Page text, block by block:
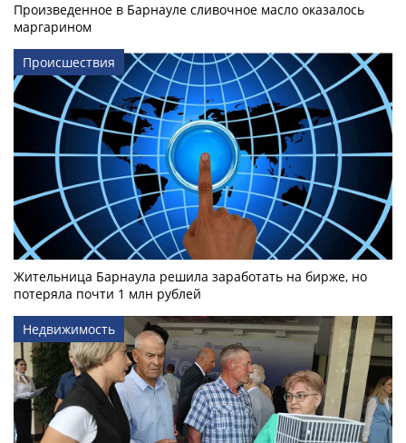
Произведенное в Барнауле сливочное масло оказалось
маргарином
Происшествия
Жительница Барнаула решила заработать на бирже, но
потеряла почти 1 млн рублей
Недвижимость